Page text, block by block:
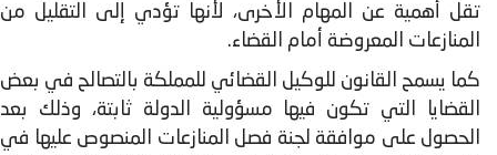
تقل أهمية عن المهام الأخرى، لأنها تؤدي إلى التقليل من
المنازعات المعروضة أمام القضاء.
كما يسمح القانون للوكيل القضائي للمملكة بالتصالح في بعض
القضايا التي تكون فيها مسؤولية الدولة ثابتة، وذلك بعد
الحصول على موافقة لجنة فصل المنازعات المنصوص عليها في